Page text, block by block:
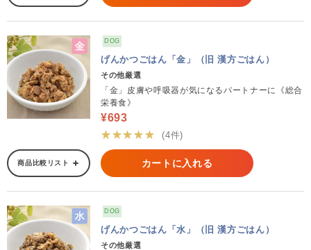
DOG
げんかつごはん「金」（旧 漢方ごはん）
その他厳選
「金」皮膚や呼吸器が気になるパートナーに《総合
栄養食》
¥693
★★★★★
(4件)
商品比較リスト カートに入れる
DOG
げんかつごはん「水」（旧 漢方ごはん）
その他厳選